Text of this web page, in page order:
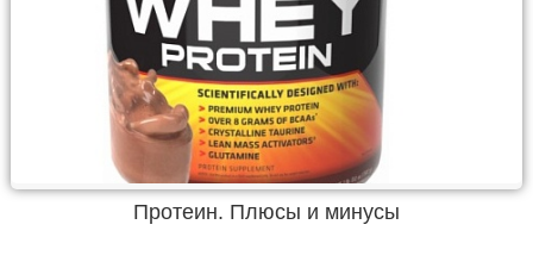
Протеин. Плюсы и минусы